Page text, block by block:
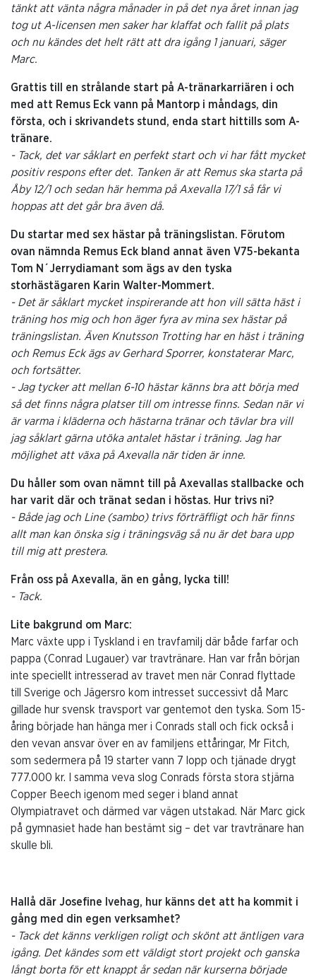
tänkt att vänta några månader in på det nya året innan jag
tog ut A-licensen men saker har klaffat och fallit på plats
och nu kändes det helt rätt att dra igång 1 januari, säger
Marc.
Grattis till en strålande start på A-tränarkarriären i och
med att Remus Eck vann på Mantorp i måndags, din
första, och i skrivandets stund, enda start hittills som A-
tränare.
- Tack, det var såklart en perfekt start och vi har fått mycket
positiv respons efter det. Tanken är att Remus ska starta på
Åby 12/1 och sedan här hemma på Axevalla 17/1 så får vi
hoppas att det går bra även då.
Du startar med sex hästar på träningslistan. Förutom
ovan nämnda Remus Eck bland annat även V75-bekanta
Tom N´Jerrydiamant som ägs av den tyska
storhästägaren Karin Walter-Mommert.
- Det är såklart mycket inspirerande att hon vill sätta häst i
träning hos mig och hon äger fyra av mina sex hästar på
träningslistan. Även Knutsson Trotting har en häst i träning
och Remus Eck ägs av Gerhard Sporrer, konstaterar Marc,
och fortsätter.
- Jag tycker att mellan 6-10 hästar känns bra att börja med
så det finns några platser till om intresse finns. Sedan när vi
är varma i kläderna och hästarna tränar och tävlar bra vill
jag såklart gärna utöka antalet hästar i träning. Jag har
möjlighet att växa på Axevalla när tiden är inne.
Du håller som ovan nämnt till på Axevallas stallbacke och
har varit där och tränat sedan i höstas. Hur trivs ni?
- Både jag och Line (sambo) trivs förträffligt och här finns
allt man kan önska sig i träningsväg så nu är det bara upp
till mig att prestera.
Från oss på Axevalla, än en gång, lycka till!
- Tack.
Lite bakgrund om Marc:
Marc växte upp i Tyskland i en travfamilj där både farfar och
pappa (Conrad Lugauer) var travtränare. Han var från början
inte speciellt intresserad av travet men när Conrad flyttade
till Sverige och Jägersro kom intresset successivt då Marc
gillade hur svensk travsport var gentemot den tyska. Som 15-
åring började han hänga mer i Conrads stall och fick också i
den vevan ansvar över en av familjens ettåringar, Mr Fitch,
som sedermera på 19 starter vann 7 lopp och tjänade drygt
777.000 kr. I samma veva slog Conrads första stora stjärna
Copper Beech igenom med seger i bland annat
Olympiatravet och därmed var vägen utstakad. När Marc gick
på gymnasiet hade han bestämt sig – det var travtränare han
skulle bli.
Hallå där Josefine Ivehag, hur känns det att ha kommit i
gång med din egen verksamhet?
- Tack det känns verkligen roligt och skönt att äntligen vara
igång. Det kändes som ett väldigt stort projekt och ganska
långt borta för ett knappt år sedan när kurserna började